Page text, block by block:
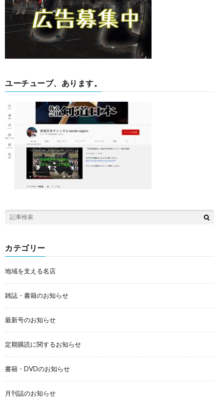
ユーチューブ、あります。
カテゴリー
地域を支える名店
雑誌・書籍のお知らせ
最新号のお知らせ
定期購読に関するお知らせ
書籍・DVDのお知らせ
月刊誌のお知らせ